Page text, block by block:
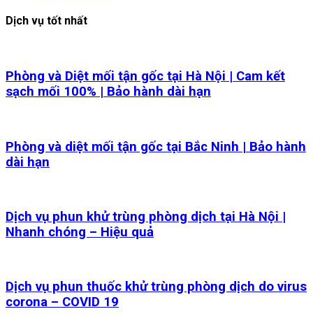
Dịch vụ tốt nhất
Phòng và Diệt mối tận gốc tại Hà Nội | Cam kết
sạch mối 100% | Bảo hành dài hạn
Phòng và diệt mối tận gốc tại Bắc Ninh | Bảo hành
dài hạn
Dịch vụ phun khử trùng phòng dịch tại Hà Nội |
Nhanh chóng – Hiệu quả
Dịch vụ phun thuốc khử trùng phòng dịch do virus
corona – COVID 19